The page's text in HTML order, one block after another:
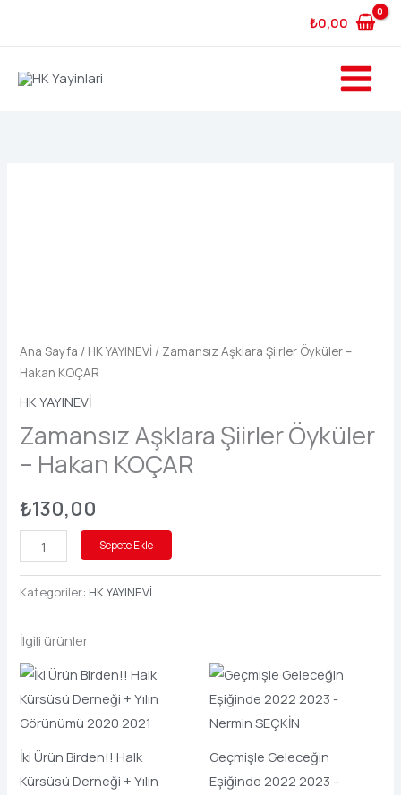
₺0,00
Ana Sayfa / HK YAYINEVİ / Zamansız Aşklara Şiirler Öyküler –
Hakan KOÇAR
HK YAYINEVİ
Zamansız Aşklara Şiirler Öyküler
– Hakan KOÇAR
₺130,00
adet
Sepete Ekle
Kategoriler: HK YAYINEVİ
İlgili ürünler
İki Ürün Birden!! Halk
Kürsüsü Derneği + Yılın
Geçmişle Geleceğin
Eşiğinde 2022 2023 –